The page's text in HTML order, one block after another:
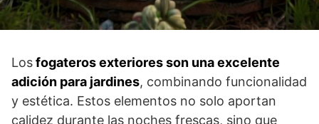
Losfogateros exteriores son una excelente
adición para jardines, combinando funcionalidad
y estética. Estos elementos no solo aportan
calidez durante las noches frescas, sino que